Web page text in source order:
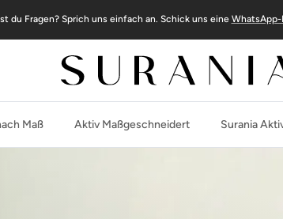
du Fragen? Sprich uns einfach an. Schick uns eine
Maß Aktiv Maßgeschneidert Surania